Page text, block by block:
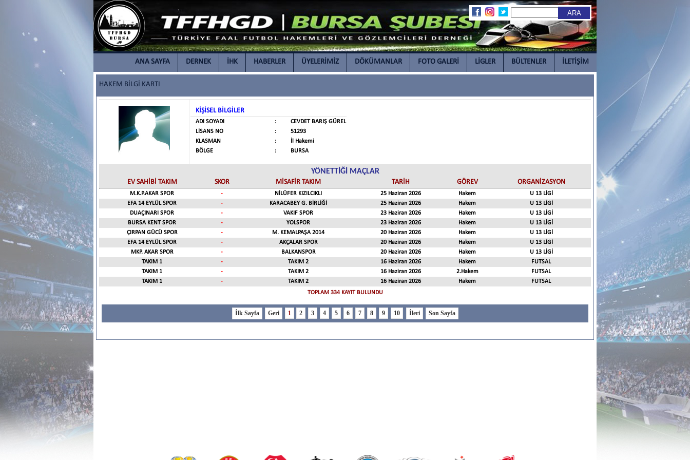
ANA SAYFA DERNEK İHK HABERLER ÜYELERİMİZ DÖKÜMANLAR FOTO GALERİ LİGLER BÜLTENLER İLETİŞİM
HAKEM BİLGİ KARTI
KİŞİSEL BİLGİLER
ADI SOYADI :
CEVDET BARIŞ GÜREL
LİSANS NO
:
51293
KLASMAN
:
İl Hakemi
BÖLGE
: BURSA
YÖNETTİĞİ MAÇLAR
EV SAHİBİ TAKIM SKOR MİSAFİR TAKIM TARİH GÖREV ORGANİZASYON
M.K.P.AKAR SPOR - NİLÜFER KIZILCIKLI 25 Haziran 2026 Hakem
U 13 LİGİ
EFA 14 EYLÜL SPOR
- KARACABEY G. BİRLİĞİ 25 Haziran 2026 Hakem
U 13 LİGİ
DUAÇINARI SPOR
- VAKIF SPOR 23 Haziran 2026 Hakem
U 13 LİGİ
BURSA KENT SPOR
- YOLSPOR 23 Haziran 2026 Hakem
U 13 LİGİ
ÇIRPAN GÜCÜ SPOR
- M. KEMALPAŞA 2014 20 Haziran 2026 Hakem
U 13 LİGİ
EFA 14 EYLÜL SPOR
- AKÇALAR SPOR 20 Haziran 2026 Hakem
U 13 LİGİ
MKP. AKAR SPOR
- BALKANSPOR 20 Haziran 2026 Hakem
U 13 LİGİ
TAKIM 1
- TAKIM 2 16 Haziran 2026 Hakem
FUTSAL
TAKIM 1
- TAKIM 2 16 Haziran 2026 2.Hakem
FUTSAL
TAKIM 1
- TAKIM 2 16 Haziran 2026 Hakem
FUTSAL
TOPLAM 334 KAYIT BULUNDU
1 2 3 4 5 6 7 8 9 10